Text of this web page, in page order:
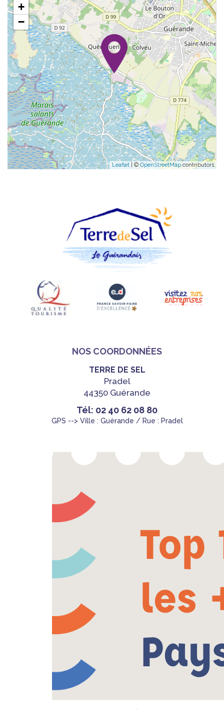
+
−
Leaflet | © OpenStreetMapcontributors
NOS COORDONNÉES
TERRE DE SEL
Pradel
44350 Guérande
Tél: 02 40 62 08 80
GPS --> Ville : Guérande / Rue : Pradel